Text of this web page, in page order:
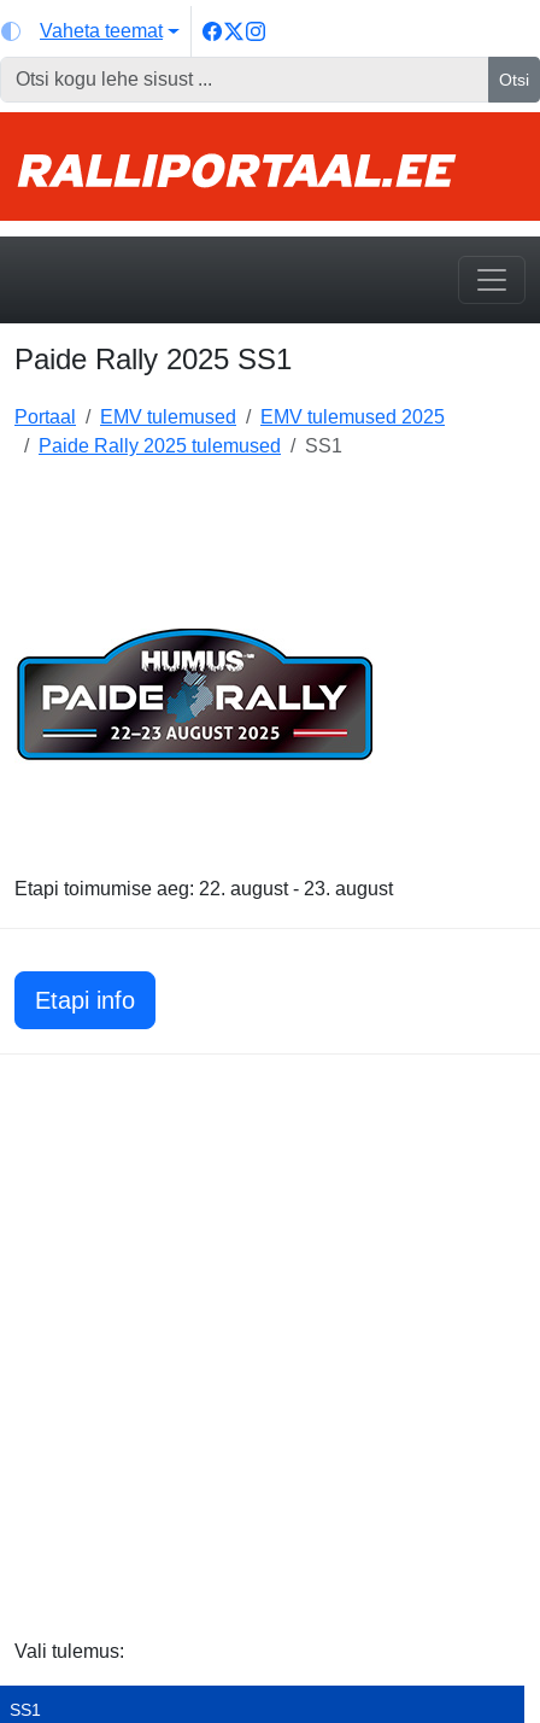
Vaheta teemat
Otsi
Paide Rally 2025 SS1
Portaal EMV tulemused
EMV tulemused 2025
Paide Rally 2025 tulemused
SS1
Etapi toimumise aeg: 22. august - 23. august
Etapi info
Vali tulemus:
SS1